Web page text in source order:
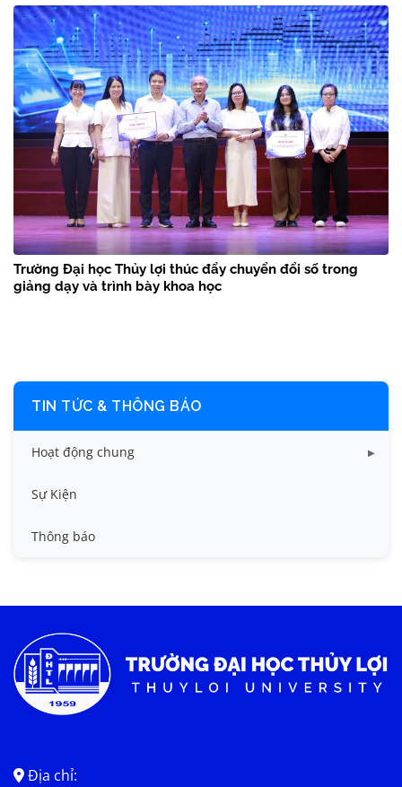
Trường Đại học Thủy lợi thúc đẩy chuyển đổi số trong
giảng dạy và trình bày khoa học
TIN TỨC & THÔNG BÁO
Hoạt động chung
Tin công tác sinh viên
Tin đào tạo
Tin tức chung
Sự Kiện
Thông báo
Địa chỉ: